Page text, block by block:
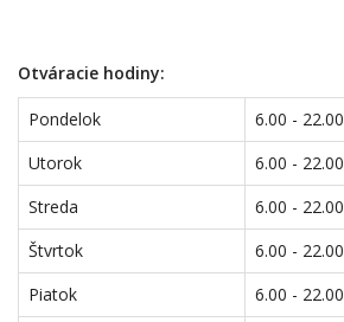
Otváracie hodiny:
Pondelok
6.00 - 22.00
Utorok
6.00 - 22.00
Streda
6.00 - 22.00
Štvrtok
6.00 - 22.00
Piatok
6.00 - 22.00